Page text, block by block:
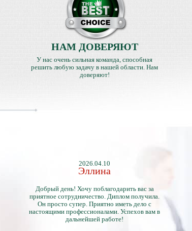
НАМ ДОВЕРЯЮТ
У нас очень сильная команда, способная
решить любую задачу в нашей области. Нам
доверяют!
2026.04.10
Эллина
Добрый день! Хочу поблагодарить вас за
приятное сотрудничество. Диплом получила.
Он просто супер. Приятно иметь дело с
настоящими профессионалами. Успехов вам в
дальнейшей работе!